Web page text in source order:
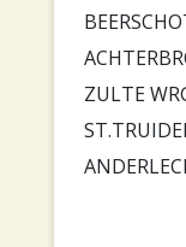
ZULTE